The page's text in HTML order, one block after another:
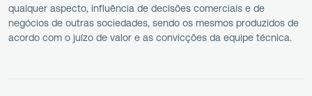
qualquer aspecto, influência de decisões comerciais e de
negócios de outras sociedades, sendo os mesmos produzidos de
acordo com o juízo de valor e as convicções da equipe técnica.